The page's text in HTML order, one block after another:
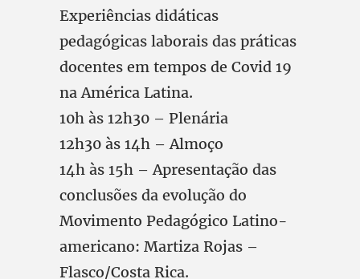
Experiências didáticas
pedagógicas laborais das práticas
docentes em tempos de Covid 19
na América Latina.
10h às 12h30 – Plenária
12h30 às 14h – Almoço
14h às 15h – Apresentação das
conclusões da evolução do
Movimento Pedagógico Latino-
americano: Martiza Rojas –
Flasco/Costa Rica.